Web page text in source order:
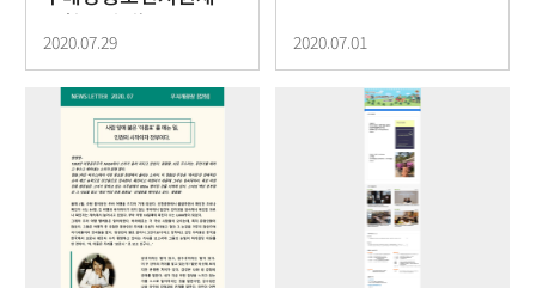
통합지원팀)
2020.07.29 2020.07.01